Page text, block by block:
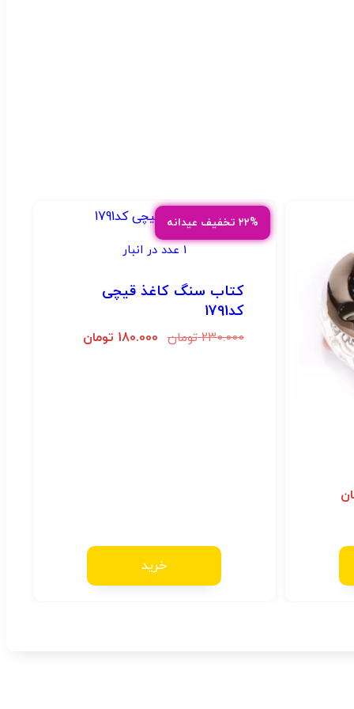
۲۲% تخفیف عیدانه
1 عدد در انبار
کتاب سنگ کاغذ قیچی
کد1791
230.000 تومان 180.000 تومان
خرید